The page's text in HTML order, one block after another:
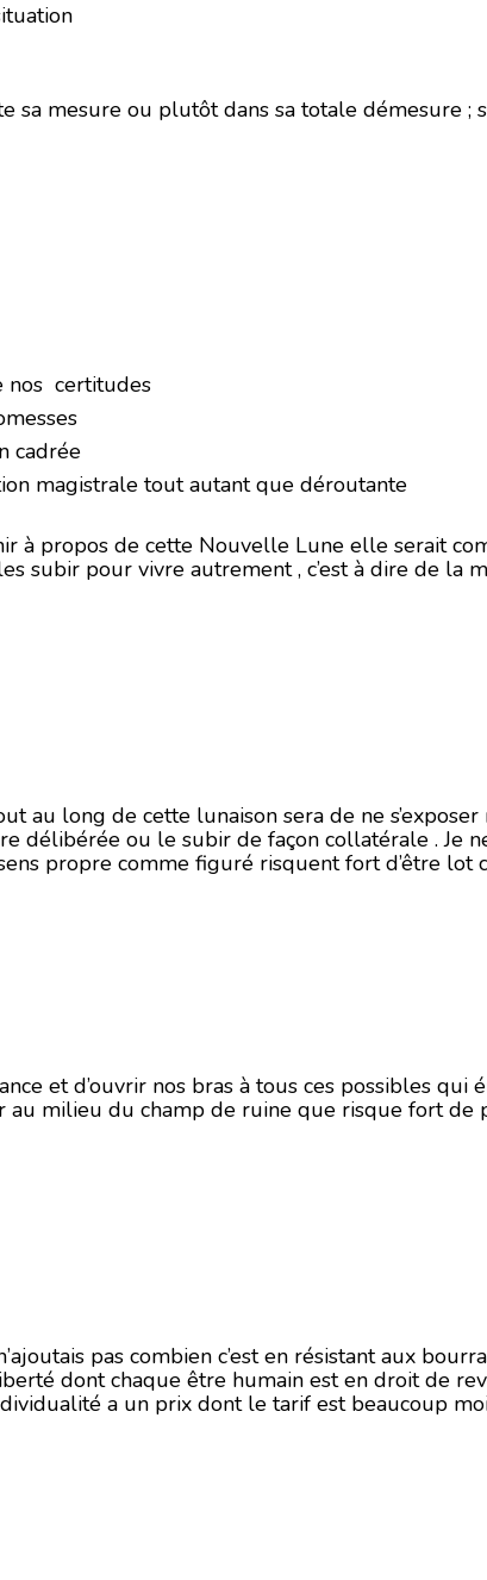
sa mesure ou plutôt dans sa totale démesure ;
nos certitudes
cadrée
magistrale tout autant que déroutante
à propos de cette Nouvelle Lune elle serait
subir pour vivre autrement , c’est à dire de la
au long de cette lunaison sera de ne
délibérée ou le subir de façon collatérale . Je
propre comme figuré risquent fort d’être
et d’ouvrir nos bras à tous ces possibles qui
milieu du champ de ruine que risque fort de
pas combien c’est en résistant aux
dont chaque être humain est en droit de
a un prix dont le tarif est beaucoup